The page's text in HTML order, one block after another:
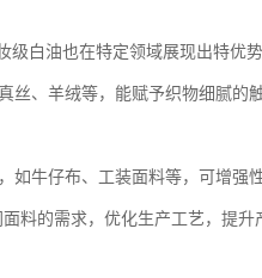
级白油也在特定领域展现出特优势
丝、羊绒等，能赋予织物细腻的触
牛仔布、工装面料等，可增强
料的需求，优化生产工艺，提升